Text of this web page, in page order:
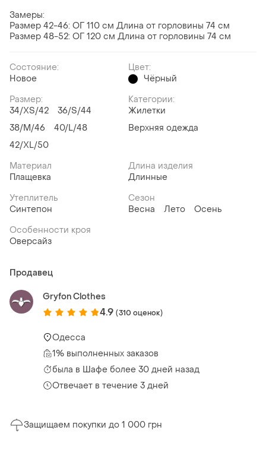
Замеры:
Размер 42-46: ОГ 110 см Длина от горловины 74 см
Размер 48-52: ОГ 120 см Длина от горловины 74 см
Состояние:
Новое
Цвет:
Чёрный
Размер:
34/XS/42
36/S/44
38/M/46
40/L/48
42/XL/50
Категории:
Жилетки
Верхняя одежда
Материал
Плащевка
Длина изделия
Длинные
Утеплитель
Синтепон
Сезон
Весна
Лето
Осень
Особенности кроя
Оверсайз
Продавец
Gryfon Clothes
4.9 (310 оценок)
Одесса
1% выполненных заказов
была в Шафе более 30 дней назад
Отвечает в течение 3 дней
Защищаем покупки до 1 000 грн